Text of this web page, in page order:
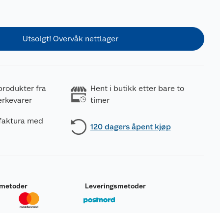
Utsolgt! Overvåk nettlager
fra
Hent i butikk etter bare to
timer
med
120 dagers åpent kjøp
Leveringsmetoder